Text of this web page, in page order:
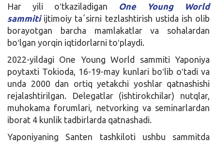
Har yili oʻtkaziladigan One Young World
sammitiijtimoiy taʼsirni tezlashtirish ustida ish olib
borayotgan barcha mamlakatlar va sohalardan
boʻlgan yorqin iqtidorlarni toʻplaydi.
2022-yildagi One Young World sammiti Yaponiya
poytaxti Tokioda, 16-19-may kunlari boʻlib oʻtadi va
unda 2000 dan ortiq yetakchi yoshlar qatnashishi
rejalashtirilgan. Delegatlar (ishtirokchilar) nutqlar,
muhokama forumlari, netvorking va seminarlardan
iborat 4 kunlik tadbirlarda qatnashadi.
Yaponiyaning Santen tashkiloti ushbu sammitda